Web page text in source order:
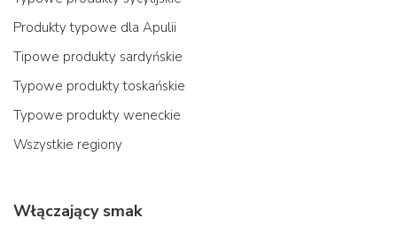
Produkty typowe dla Apulii
Tipowe produkty sardyńskie
Typowe produkty toskańskie
Typowe produkty weneckie
Wszystkie regiony
Włączający smak